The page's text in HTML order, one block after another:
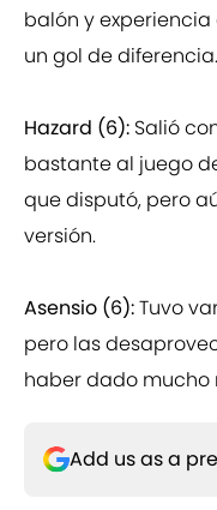
balón y
un gol de diferencia.
Hazard (6): Salió
bastante al juego
que disputó, pero
versión.
Asensio (6):Tuvo
pero las
haber dado mucho
Add us as a